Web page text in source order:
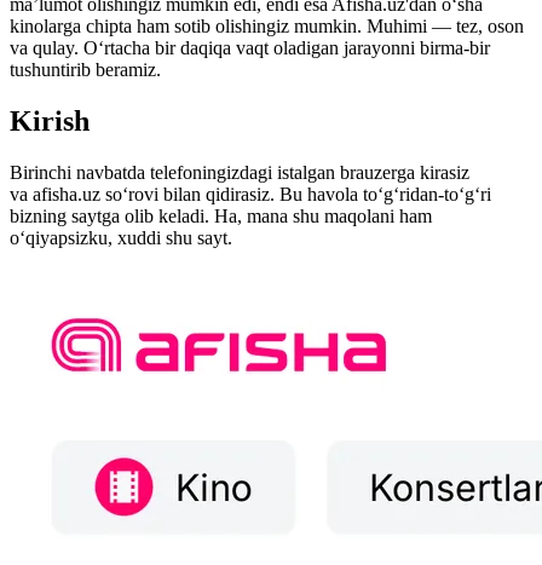
ma’lumot olishingiz mumkin edi, endi esa Afisha.uz'dan oʻsha
kinolarga chipta ham sotib olishingiz mumkin. Muhimi — tez, oson
va qulay. Oʻrtacha bir daqiqa vaqt oladigan jarayonni birma-bir
tushuntirib beramiz.
Kirish
Birinchi navbatda telefoningizdagi istalgan brauzerga kirasiz
va afisha.uz soʻrovi bilan qidirasiz. Bu havola toʻgʻridan-toʻgʻri
bizning saytga olib keladi. Ha, mana shu maqolani ham
oʻqiyapsizku, xuddi shu sayt.